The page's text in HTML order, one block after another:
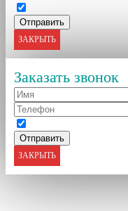
ЗАКРЫТЬ
Заказать звонок
ЗАКРЫТЬ